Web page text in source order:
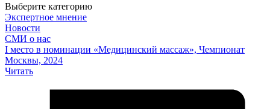
Выберите категорию
Экспертное мнение
Новости
СМИ о нас
I место в номинации «Медицинский массаж», Чемпионат
Москвы, 2024
Читать